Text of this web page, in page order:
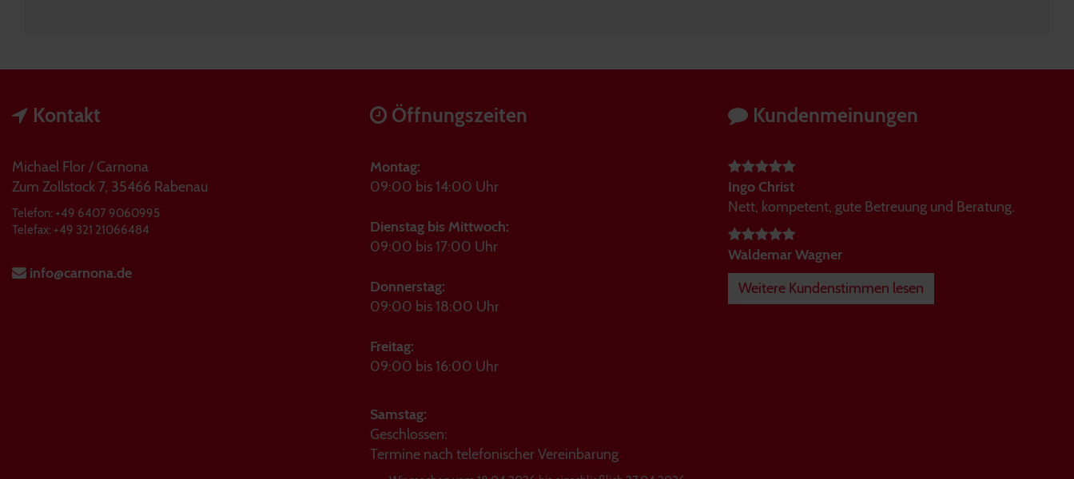
Kontakt
Michael Flor / Carnona
Zum Zollstock 7, 35466 Rabenau
Telefon: +49 6407 9060995
Telefax: +49 321 21066484
info@carnona.de
Öffnungszeiten
Montag:
09:00 bis 14:00 Uhr
Dienstag bis Mittwoch:
09:00 bis 17:00 Uhr
Donnerstag:
09:00 bis 18:00 Uhr
Freitag:
09:00 bis 16:00 Uhr
Samstag:
Geschlossen:
Termine nach telefonischer Vereinbarung
Kundenmeinungen
Ingo Christ
Nett, kompetent, gute Betreuung und Beratung.
Waldemar Wagner
Weitere Kundenstimmen lesen